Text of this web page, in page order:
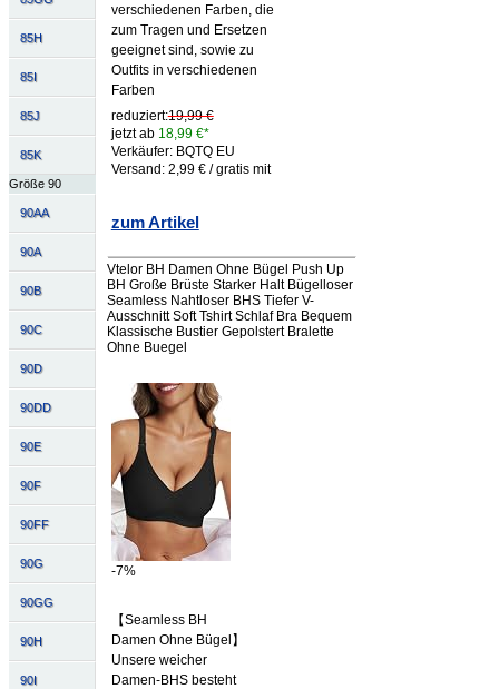
85H
85I
85J
85K
Größe 90
90AA
90A
90B
90C
90D
90DD
90E
90F
90FF
90G
90GG
90H
90I
verschiedenen Farben, die
zum Tragen und Ersetzen
geeignet sind, sowie zu
Outfits in verschiedenen
Farben
reduziert:19,99 €
jetzt ab 18,99 €*
Verkäufer: BQTQ EU
Versand: 2,99 € / gratis mit
zum Artikel
Vtelor BH Damen Ohne Bügel Push Up
BH Große Brüste Starker Halt Bügelloser
Seamless Nahtloser BHS Tiefer V-
Ausschnitt Soft Tshirt Schlaf Bra Bequem
Klassische Bustier Gepolstert Bralette
Ohne Buegel
-7%
【Seamless BH
Damen Ohne Bügel】
Unsere weicher
Damen-BHS besteht